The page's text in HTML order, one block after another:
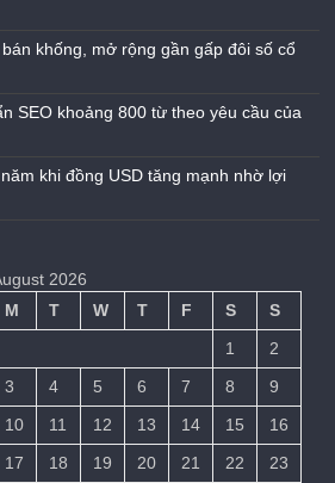
khống, mở rộng gần gấp đôi số cổ
SEO khoảng 800 từ theo yêu cầu của
khi đồng USD tăng mạnh nhờ lợi
2026
M
T W T F S
S
1
2
3
4 5 6 7 8
9
10
11 12 13 14 15
16
17
18 19 20 21 22 23